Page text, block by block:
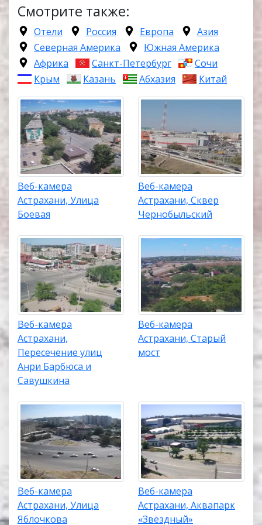
Смотрите также:
Отели Россия Европа
Азия
Северная Америка
Южная Америка
Африка
Санкт-Петербург
Сочи
Крым
Казань Абхазия Китай
Веб-камера
Астрахани, Улица
Боевая
Веб-камера
Астрахани, Сквер
Чернобыльский
Веб-камера
Астрахани,
Пересечение улиц
Анри Барбюса и
Савушкина
Веб-камера
Астрахани, Старый
мост
Веб-камера
Астрахани, Улица
Яблочкова
Веб-камера
Астрахани, Аквапарк
«Звёздный»